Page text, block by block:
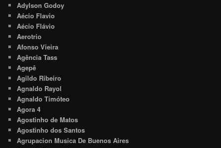
Adylson Godoy
Aécio Flavio
Aécio Flávio
Aerotrio
Afonso Vieira
Agência Tass
Agepê
Agildo Ribeiro
Agnaldo Rayol
Agnaldo Timóteo
Agora 4
Agostinho de Matos
Agostinho dos Santos
Agrupacion Musica De Buenos Aires